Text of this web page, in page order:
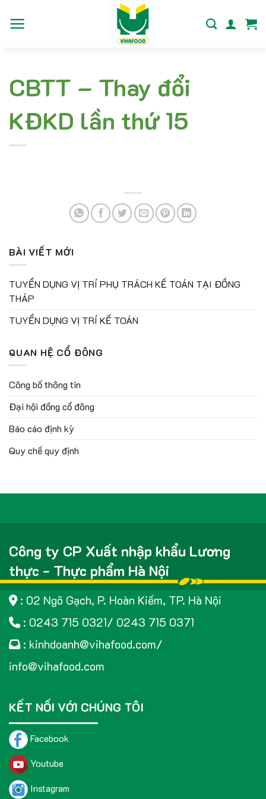
qua
BÀI VIẾT MỚI
TUYỂN DỤNG VỊ TRÍ PHỤ TRÁCH KẾ TOÁN TẠI ĐỒNG
THÁP
TUYỂN DỤNG VỊ TRÍ KẾ TOÁN
QUAN HỆ CỔ ĐÔNG
Công bố thông tin
Đại hội đồng cổ đông
Báo cáo định kỳ
Quy chế quy định
CBTT – Thay đổi
KĐKD lần thứ 15
Công ty CP Xuất nhập khẩu Lương
thực - Thực phẩm Hà Nội
: 02 Ngõ Gạch, P. Hoàn Kiếm, TP. Hà Nội
: 0243 715 0321/ 0243 715 0371
: kinhdoanh@vihafood.com/
info@vihafood.com
KẾT NỐI VỚI CHÚNG TÔI
Facebook
Youtube
Instagram